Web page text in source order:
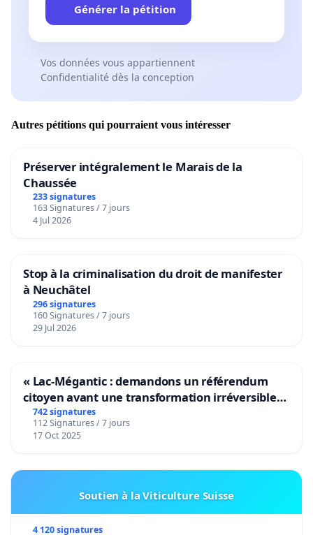
Générer la pétition
Vos données vous appartiennent
Confidentialité dès la conception
Autres pétitions qui pourraient vous intéresser
Préserver intégralement le Marais de la
Chaussée
233 signatures
163 Signatures / 7 jours
4 Jul 2026
Stop à la criminalisation du droit de manifester
à Neuchâtel
296 signatures
160 Signatures / 7 jours
29 Jul 2026
« Lac-Mégantic : demandons un référendum
citoyen avant une transformation irréversible
de notre territoire »
742 signatures
112 Signatures / 7 jours
17 Oct 2025
Soutien à la Viticulture Suisse
4 120 signatures